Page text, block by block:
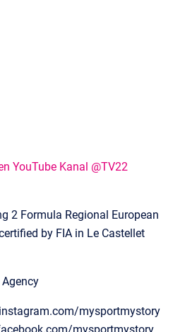
YouTube Kanal @TV22
2 Formula Regional European
by FIA in Le Castellet
mysportmystory